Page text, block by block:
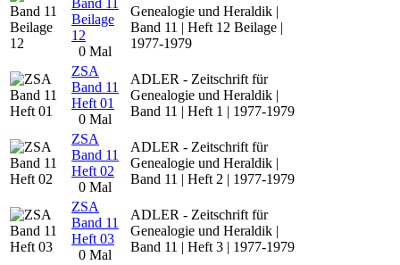
Band 11
Beilage
12
0 Mal
Genealogie und Heraldik |
Band 11 | Heft 12 Beilage |
1977-1979
ZSA
Band 11
Heft 01
0 Mal
ADLER - Zeitschrift für
Genealogie und Heraldik |
Band 11 | Heft 1 | 1977-1979
ZSA
Band 11
Heft 02
0 Mal
ADLER - Zeitschrift für
Genealogie und Heraldik |
Band 11 | Heft 2 | 1977-1979
ZSA
Band 11
Heft 03
0 Mal
ADLER - Zeitschrift für
Genealogie und Heraldik |
Band 11 | Heft 3 | 1977-1979